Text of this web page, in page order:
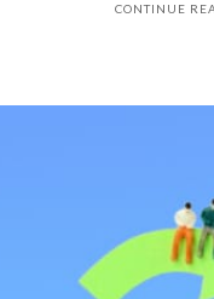
CONTINUE